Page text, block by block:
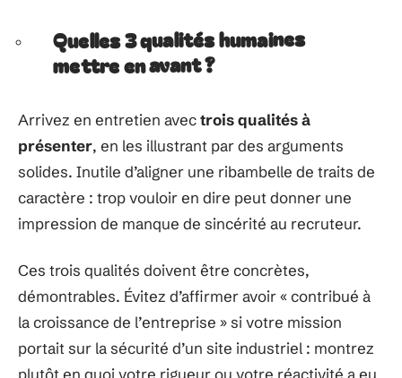
Quelles 3 qualités humaines
mettre en avant ?
Arrivez en entretien avectrois qualités à
présenter, en les illustrant par des arguments
solides. Inutile d’aligner une ribambelle de traits de
caractère : trop vouloir en dire peut donner une
impression de manque de sincérité au recruteur.
Ces trois qualités doivent être concrètes,
démontrables. Évitez d’affirmer avoir « contribué à
la croissance de l’entreprise » si votre mission
portait sur la sécurité d’un site industriel : montrez
plutôt en quoi votre rigueur ou votre réactivité a eu